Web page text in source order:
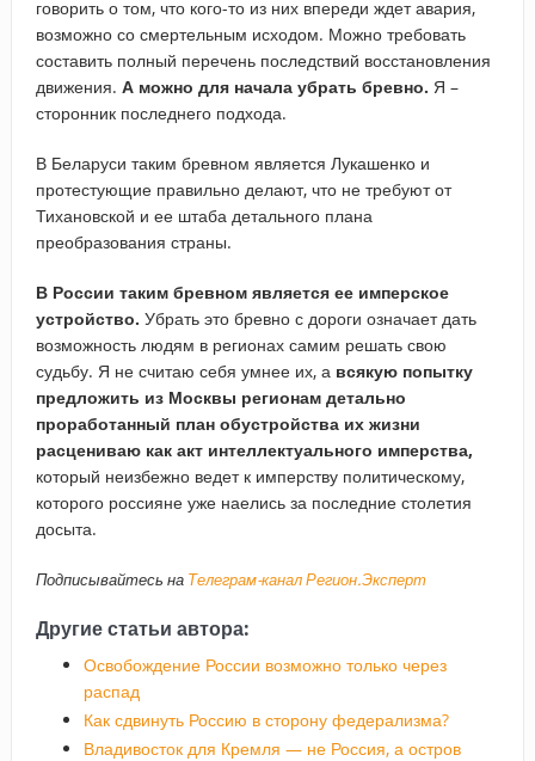
говорить о том, что кого-то из них впереди ждет авария,
возможно со смертельным исходом. Можно требовать
составить полный перечень последствий восстановления
движения. А можно для начала убрать бревно. Я –
сторонник последнего подхода.
В Беларуси таким бревном является Лукашенко и
протестующие правильно делают, что не требуют от
Тихановской и ее штаба детального плана
преобразования страны.
В России таким бревном является ее имперское
устройство. Убрать это бревно с дороги означает дать
возможность людям в регионах самим решать свою
судьбу. Я не считаю себя умнее их, а всякую попытку
предложить из Москвы регионам детально
проработанный план обустройства их жизни
расцениваю как акт интеллектуального имперства,
который неизбежно ведет к имперству политическому,
которого россияне уже наелись за последние столетия
досыта.
Подписывайтесь на Телеграм-канал Регион.Эксперт
Другие статьи автора:
Освобождение России возможно только через
распад
Как сдвинуть Россию в сторону федерализма?
Владивосток для Кремля — не Россия, а остров